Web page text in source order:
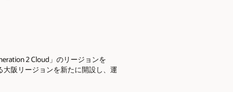
2 Cloud」のリージョンを
阪リージョンを新たに開設し、運